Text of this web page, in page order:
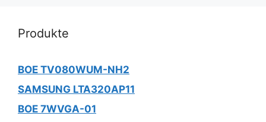
Produkte
BOE TV080WUM-NH2
SAMSUNG LTA320AP11
BOE 7WVGA-01